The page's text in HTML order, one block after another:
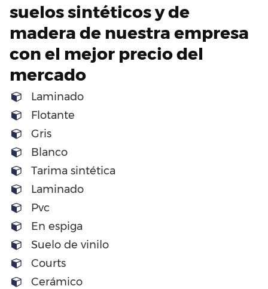
suelos sintéticos y de
madera de nuestra empresa
con el mejor precio del
mercado
Laminado
Flotante
Gris
Blanco
Tarima sintética
Laminado
Pvc
En espiga
Suelo de vinilo
Courts
Cerámico